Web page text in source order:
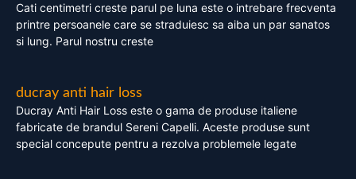
Cati centimetri creste parul pe luna este o intrebare frecventa
printre persoanele care se straduiesc sa aiba un par sanatos
si lung. Parul nostru creste
ducray anti hair loss
Ducray Anti Hair Loss este o gama de produse italiene
fabricate de brandul Sereni Capelli. Aceste produse sunt
special concepute pentru a rezolva problemele legate